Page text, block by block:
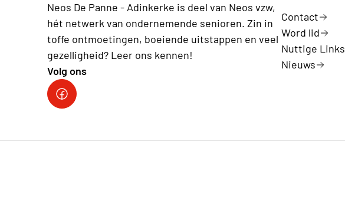
Neos De Panne - Adinkerke is deel van Neos vzw,
hét netwerk van ondernemende senioren. Zin in
toffe ontmoetingen, boeiende uitstappen en veel
gezelligheid? Leer ons kennen!
Volg ons
Facebookpagina Neos De Panne - Adinkerke
Contact
Word lid
Nuttige Links
Nieuws